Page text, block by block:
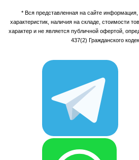
* Вся представленная на сайте
характеристик, наличия на складе, стоимости
характер и не является публичной офертой,
437(2) Гражданского